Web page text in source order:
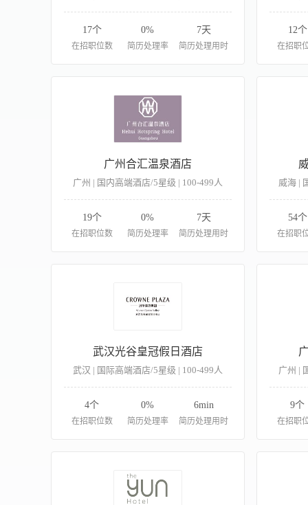
17个
在招职位数
0%
简历处理率
7天
简历处理用时
12个
在招职
广州合汇温泉酒店
广州 | 国内高端酒店/5星级 | 100-499人
19个
在招职位数
0%
简历处理率
7天
简历处理用时
威海 |
54个
在招职
武汉光谷皇冠假日酒店
武汉 | 国际高端酒店/5星级 | 100-499人
4个
在招职位数
0%
简历处理率
6min
简历处理用时
广州 |
9个
在招职